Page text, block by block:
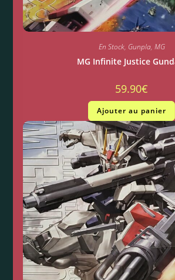
En Stock, Gunpla, MG
MG Infinite Justice
59.90€
Ajouter au panier